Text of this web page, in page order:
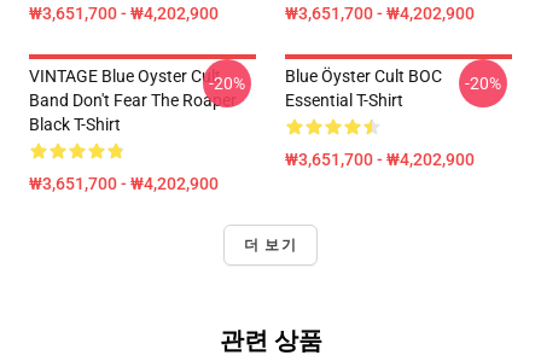
₩3,651,700 - ₩4,202,900 ₩3,651,700 - ₩4,202,900
VINTAGE Blue Oyster Cult
Band Don't Fear The Roaper
Black T-Shirt
₩3,651,700 - ₩4,202,900
-20%
Blue Öyster Cult BOC
Essential T-Shirt
₩3,651,700 - ₩4,202,900
-20%
더 보기
관련 상품